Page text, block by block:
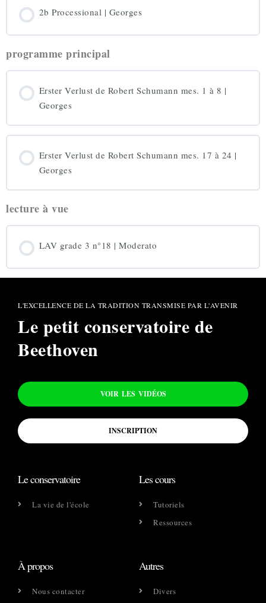
2b Processional | Georges
programme principal
Erster Verlust de Robert Schumann mes. 1 à 8 |
Georges
Erster Verlust de Robert Schumann mes. 17 à 24 |
Georges
lecture à vue
LAV grade 3 n°18 | Moderato
L'EXCELLENCE DE LA TRADITION TRANSMISE PAR L'AVENIR
Le petit conservatoire de
Beethoven
VOIR LES VIDÉOS
INSCRIPTION
Le conservatoire
La vie de l'école
Les cours
Tutoriels
Ressources
À propos
Nous contacter
Autres
Divers